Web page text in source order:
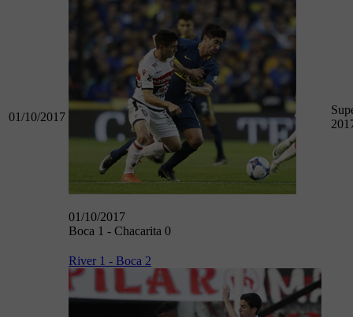
01/10/2017
01/10/2017
Boca 1 - Chacarita 0
River 1 - Boca 2